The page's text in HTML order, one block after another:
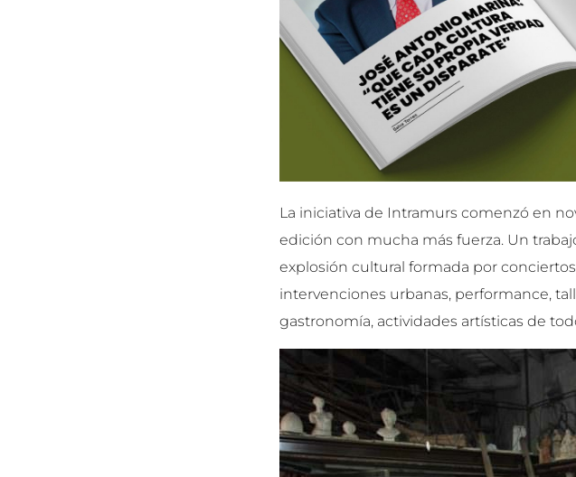
La iniciativa de Intramurs comenzó en
edición con mucha más fuerza. Un
explosión cultural formada por
intervenciones urbanas, performance,
gastronomía, actividades artísticas de